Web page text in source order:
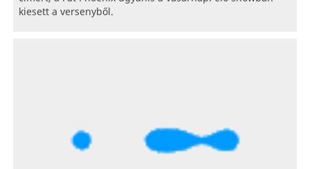
kiesett a versenyből.